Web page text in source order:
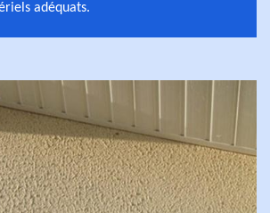
adéquats.